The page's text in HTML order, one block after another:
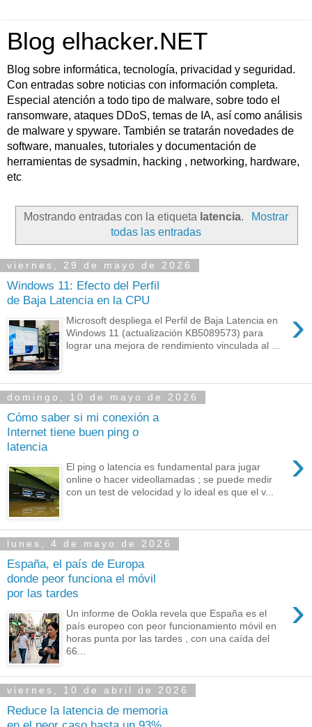
Blog elhacker.NET
Blog sobre informática, tecnología, privacidad y seguridad.
Con entradas sobre noticias con información completa.
Especial atención a todo tipo de malware, sobre todo el
ransomware, ataques DDoS, temas de IA, así como análisis
de malware y spyware. También se tratarán novedades de
software, manuales, tutoriales y documentación de
herramientas de sysadmin, hacking , networking, hardware,
etc
Mostrando entradas con la etiqueta latencia.
Mostrar
todas las entradas
viernes, 29 de mayo de 2026
Windows 11: Efecto del Perfil
de Baja Latencia en la CPU
›
Microsoft despliega el Perfil de Baja Latencia en
Windows 11 (actualización KB5089573) para
lograr una mejora de rendimiento vinculada al ...
domingo, 10 de mayo de 2026
Cómo saber si mi conexión a
Internet tiene buen ping o
latencia
›
El ping o latencia es fundamental para jugar
online o hacer videollamadas ; se puede medir
con un test de velocidad y lo ideal es que el v...
lunes, 4 de mayo de 2026
España, el país de Europa
donde peor funciona el móvil
por las tardes
›
Un informe de Ookla revela que España es el
país europeo con peor funcionamiento móvil en
horas punta por las tardes , con una caída del
66...
viernes, 10 de abril de 2026
Reduce la latencia de memoria